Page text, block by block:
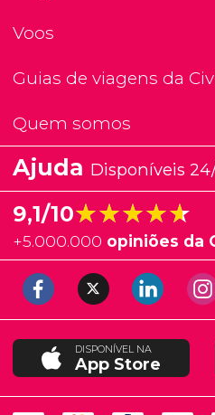
Voos
Guias de viagens da
Quem somos
Ajuda Disponíveis
9,1/10★★★★★
★★★★★
+5.000.000 opiniões da
DISPONÍVEL NA
App Store